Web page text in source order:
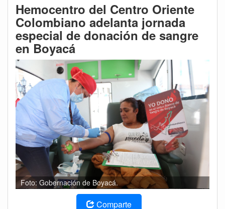
Hemocentro del Centro Oriente
Colombiano adelanta jornada
especial de donación de sangre
en Boyacá
Foto: Gobernación de Boyacá.
Comparte